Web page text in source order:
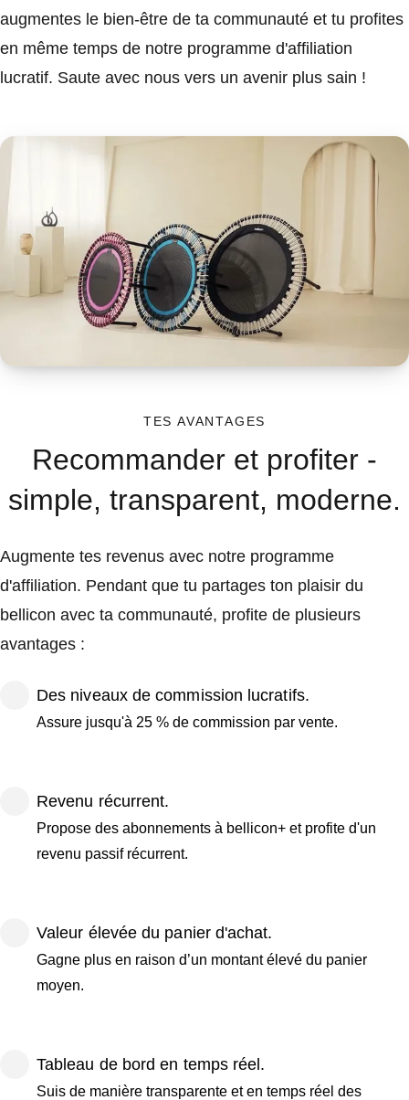
augmentes le bien-être de ta communauté et tu profites
en même temps de notre programme d'affiliation
lucratif. Saute avec nous vers un avenir plus sain !
TES AVANTAGES
Recommander et profiter -
simple, transparent, moderne.
Augmente tes revenus avec notre programme
d'affiliation. Pendant que tu partages ton plaisir du
bellicon avec ta communauté, profite de plusieurs
avantages :
Des niveaux de commission lucratifs.
Assure jusqu'à 25 % de commission par vente.
Revenu récurrent.
Propose des abonnements à bellicon+ et profite d'un
revenu passif récurrent.
Valeur élevée du panier d'achat.
Gagne plus en raison d’un montant élevé du panier
moyen.
Tableau de bord en temps réel.
Suis de manière transparente et en temps réel des